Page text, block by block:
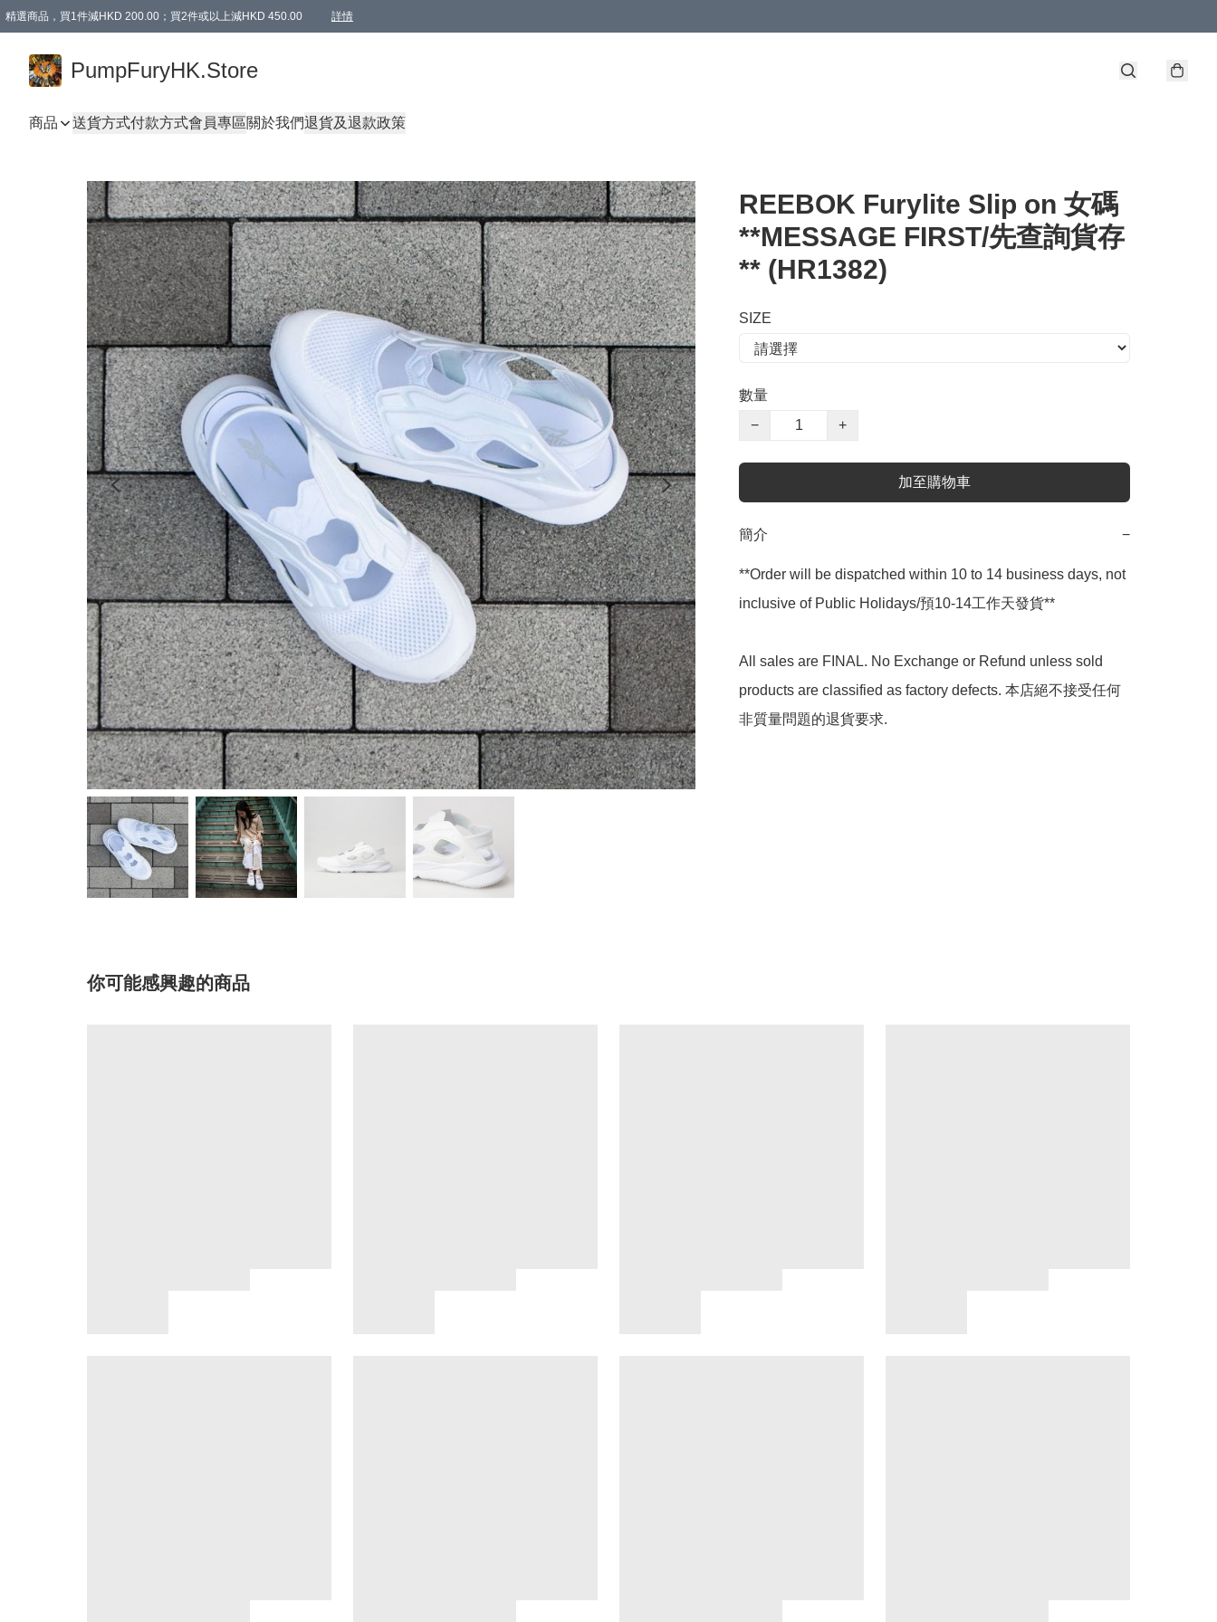
精選商品，買1件減HKD 200.00；買2件或以上減HKD 450.00 詳情
PumpFuryHK.Store
商品 送貨方式付款方式會員專區關於我們退貨及退款政策
REEBOK Furylite Slip on 女碼
**MESSAGE FIRST/先查詢貨存
** (HR1382)
SIZE
數量
−
+
加至購物車
簡介 −
**Order will be dispatched within 10 to 14 business days, not
inclusive of Public Holidays/預10-14工作天發貨**
All sales are FINAL. No Exchange or Refund unless sold
products are classified as factory defects. 本店絕不接受任何
非質量問題的退貨要求.
你可能感興趣的商品